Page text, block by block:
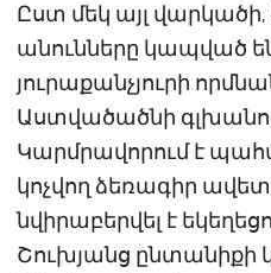
Ըստ մեկ այլ վարկածի,
անունները կապված
յուրաքանչյուրի
Աստվածածնի
Կարմրավորում է
կոչվող ձեռագիր
նվիրաբերվել է
Շուխյանց ընտանիքի